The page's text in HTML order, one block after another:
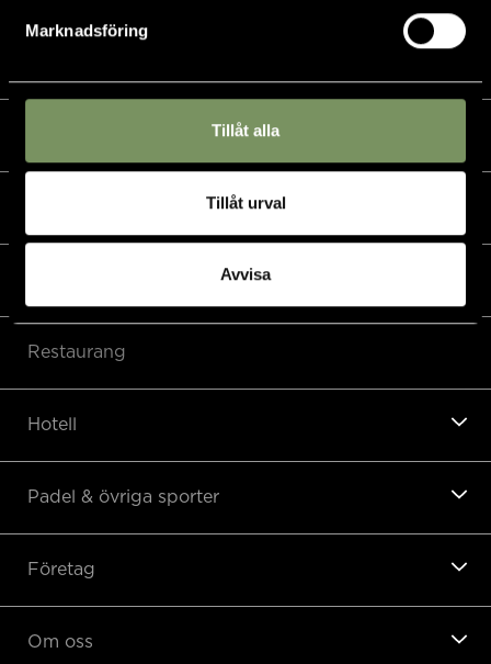
Marknadsföring
Tillåt alla
Tillåt urval
Avvisa
Restaurang
Hotell
Padel & övriga sporter
Företag
Om oss